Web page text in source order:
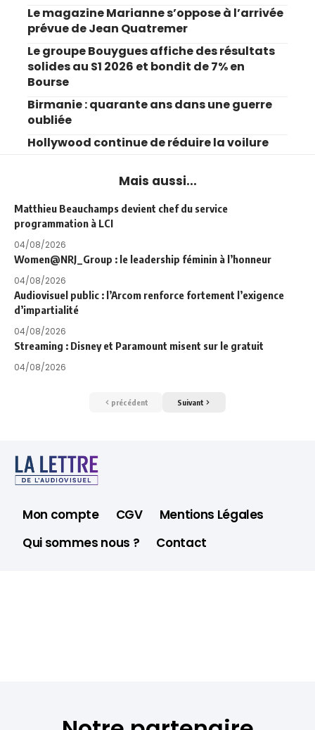
Le magazine Marianne s’oppose à l’arrivée
prévue de Jean Quatremer
Le groupe Bouygues affiche des résultats
solides au S1 2026 et bondit de 7% en
Bourse
Birmanie : quarante ans dans une guerre
oubliée
Hollywood continue de réduire la voilure
Mais aussi...
Matthieu Beauchamps devient chef du service
programmation à LCI
04/08/2026
Women@NRJ_Group : le leadership féminin à l’honneur
04/08/2026
Audiovisuel public : l’Arcom renforce fortement l’exigence
d’impartialité
04/08/2026
Streaming : Disney et Paramount misent sur le gratuit
04/08/2026
précédent Suivant
Mon compte CGV
Mentions Légales
Qui sommes nous ?
Contact